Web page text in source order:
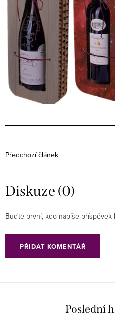
Předchozí článek
Diskuze (0)
Buďte první, kdo napíše příspěvek
PŘIDAT KOMENTÁŘ
Poslední